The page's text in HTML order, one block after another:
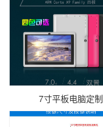
7寸平板电脑定制